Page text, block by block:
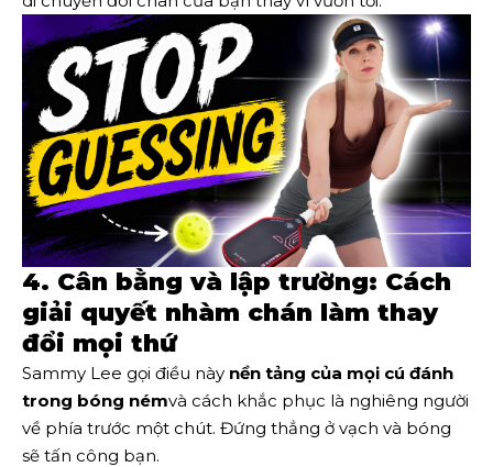
4. Cân bằng và lập trường: Cách
giải quyết nhàm chán làm thay
đổi mọi thứ
Sammy Lee gọi điều này nền tảng của mọi cú đánh
trong bóng némvà cách khắc phục là nghiêng người
về phía trước một chút. Đứng thẳng ở vạch và bóng
sẽ tấn công bạn.